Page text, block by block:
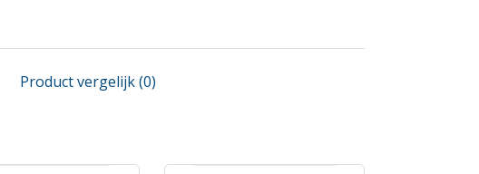
Product vergelijk (0)